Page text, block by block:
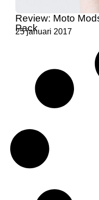
Review: Moto
Pack
25 januari 2017